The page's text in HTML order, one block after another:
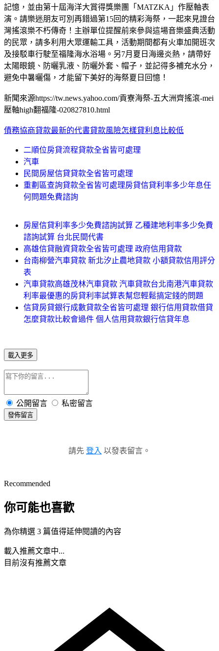
記憶，並由第十屆海洋大賞得獎樂團「MATZKA」作壓軸表
演。請樂迷朋友可別再錯過第15回的精彩海祭，一起來見證台
灣搖滾樂不朽傳奇！主辦單位提醒前來參與這場音樂盛典活動
的民眾，請多利用大眾運輸工具，活動期間都有火車加開班次
及接駁車行駛至福隆海水浴場。另7月夏日海邊炎熱，請帶好
太陽眼鏡、防曬乳液、防曬外套、帽子，並記得多補充水分，
避免中暑曬傷，才能留下美好的海祭夏日回憶！
新聞來源https://tw.news.yahoo.com/貢寮海祭-五大洲齊搖滾-mei
壓軸high翻福隆-020827810.html
債務協商貸款最新的代書貸款風險怎樣貸利息比較低
二順位房貸流程貸款全省皆可處理
汽車
民間房屋信貸貸款全省皆可處理
重劃區查詢貸款全省皆可處理房貸信貸利率多少年息任
何問題免費諮詢
房屋信貸利率多少免費諮詢試算 乙種建地利率多少免費
諮詢試算 台北民間代書
高雄信貸融資貸款全省皆可處理 政府信用貸款
台南柳營汽車貸款 新北汐止農地貸款 小額貸款信用評分
表
汽車貸款高雄茂林汽車貸款 汽車貸款台北南港汽車貸款
利率最優惠的房貸利率試算表幫您輕鬆搞定錢的問題
信貸房貸銀行成數貸款全省皆可處理 銀行信用貸款借貸
怎麼貸款比較會過件 個人信用貸款銀行信貸年息
載入更多
公開留言 私密留言
發佈留言
請先 登入 以發表留言。
Recommended
你可能也喜歡
為你精選 3 篇值得延伸閱讀的內容
載入推薦文章中...
目前沒有推薦文章